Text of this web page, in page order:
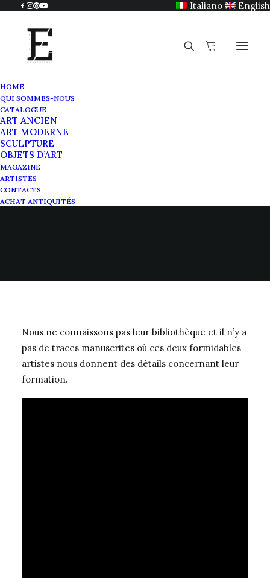
Italiano English
HOME
QUI SOMMES-NOUS
CATALOGUE
ART ANCIEN
ART MODERNE
SCULPTURE
OBJETS D’ART
MAGAZINE
ARTISTES
CONTACTS
ACHAT ANTIQUITÉS
Bongiovanni Vaccaro
MARS 28, 2021
Nous ne connaissons pas leur bibliothèque et il n’y a
pas de traces manuscrites où ces deux formidables
artistes nous donnent des détails concernant leur
formation.